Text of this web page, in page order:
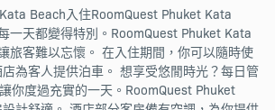
Beach入住RoomQuest Phuket Kata
一天都變得特別。RoomQuest Phuket Kata
旅客難以忘懷。 在入住期間，你可以隨時使
為客人提供泊車。 想享受悠閒時光？每日管
你度過充實的一天。RoomQuest Phuket